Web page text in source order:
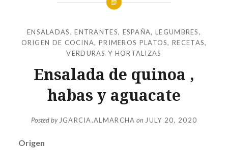
ENSALADAS,ENTRANTES, ESPAÑA,LEGUMBRES,
ORIGEN DE COCINA, PRIMEROS PLATOS,RECETAS,
VERDURAS Y HORTALIZAS
Ensalada de quinoa ,
habas y aguacate
Posted by JGARCIA.ALMARCHA on JULY 20, 2020
Origen